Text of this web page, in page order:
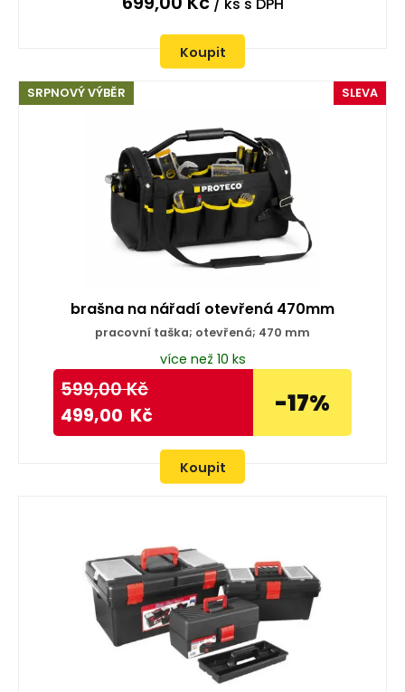
Koupit
SLEVA
SRPNOVÝ VÝBĚR
brašna na nářadí otevřená 470mm
pracovní taška; otevřená; 470 mm
více než 10 ks
599,00Kč
499,00 Kč -17%
Koupit